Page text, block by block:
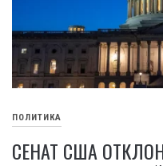
ПОЛИТИКА
СЕНАТ США